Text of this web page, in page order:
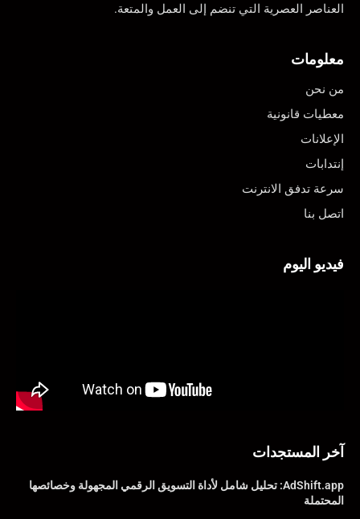
العناصر العصرية التي تنضم إلى العمل والمتعة.
معلومات
من نحن
معطيات قانونية
الإعلانات
إنتدابات
سرعة تدفق الانترنت
اتصل بنا
فيديو اليوم
آخر المستجدات
AdShift.app: تحليل شامل لأداة التسويق الرقمي المجهولة وخصائصها
المحتملة